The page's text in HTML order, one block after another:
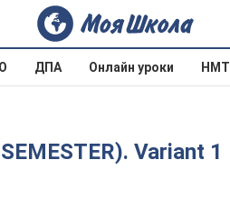
ДПА Онлайн уроки НМТ
Variant 1